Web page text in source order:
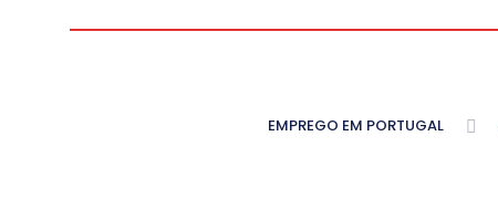
EMPREGO EM PORTUGAL